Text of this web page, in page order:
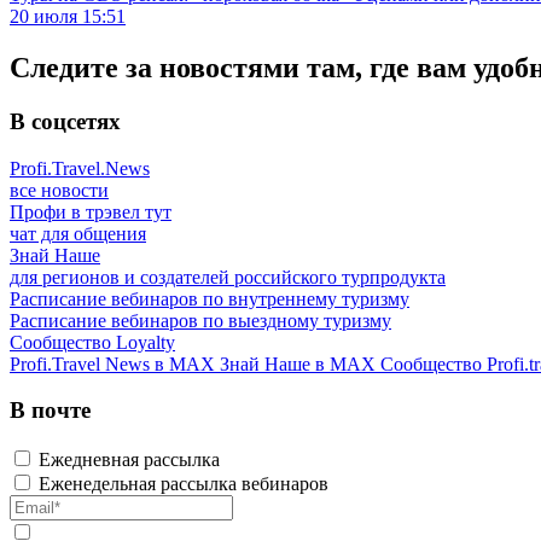
20 июля 15:51
Следите за новостями там, где вам
В соцсетях
Profi.Travel.News
все новости
Профи в трэвел тут
чат для общения
Знай Наше
для регионов и создателей российского турпродукта
Расписание вебинаров по внутреннему туризму
Расписание вебинаров по выездному туризму
Сообщество Loyalty
Profi.Travel News в MAX Знай Наше в MAX Сообщество
В почте
Ежедневная рассылка
Еженедельная рассылка вебинаров